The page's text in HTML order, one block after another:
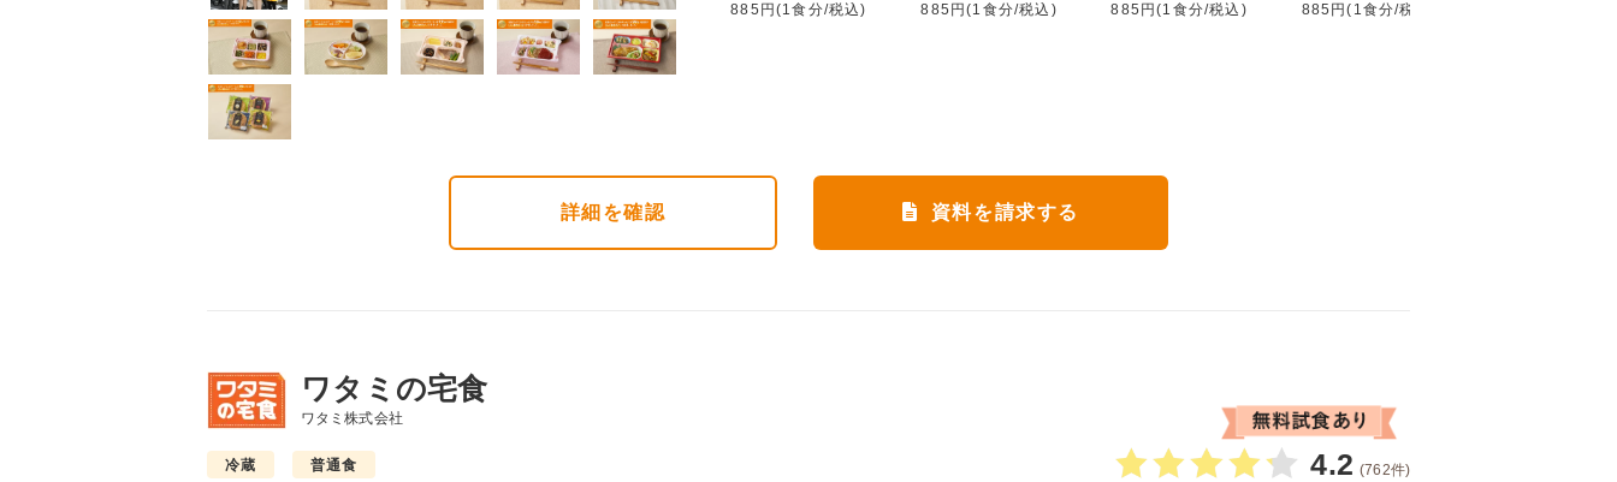
724円(1食分/税込)
788円(1食分/税込)
355円(1食分/税込)
885円(1食分/税込)
885円(1食分/税込)
885円(1食分/税込)
885円(1食分/税込)
詳細 を確認 資料を請求する
ワタミの宅食
ワタミ株式会社
冷蔵 普通食 4.2 (762件)